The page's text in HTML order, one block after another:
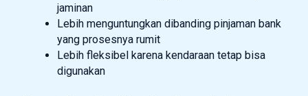
jaminan
Lebih menguntungkan dibanding pinjaman bank
yang prosesnya rumit
Lebih fleksibel karena kendaraan tetap bisa
digunakan